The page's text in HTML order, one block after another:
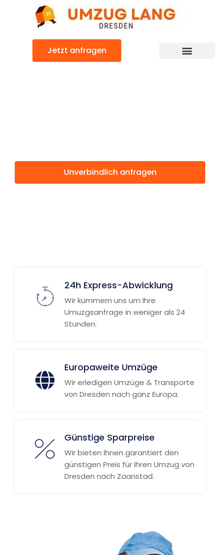
Jetzt anfragen
Unverbindlich anfragen
24h Express-Abwicklung
Wir kümmern uns um Ihre
Umuzgsanfrage in weniger als 24
Stunden.
Europaweite Umzüge
Wir erledigen Umzüge & Transporte
von Dresden nach ganz Europa.
Günstige Sparpreise
Wir bieten Ihnen garantiert den
günstigen Preis für Ihren Umzug von
Dresden nach Zaanstad.